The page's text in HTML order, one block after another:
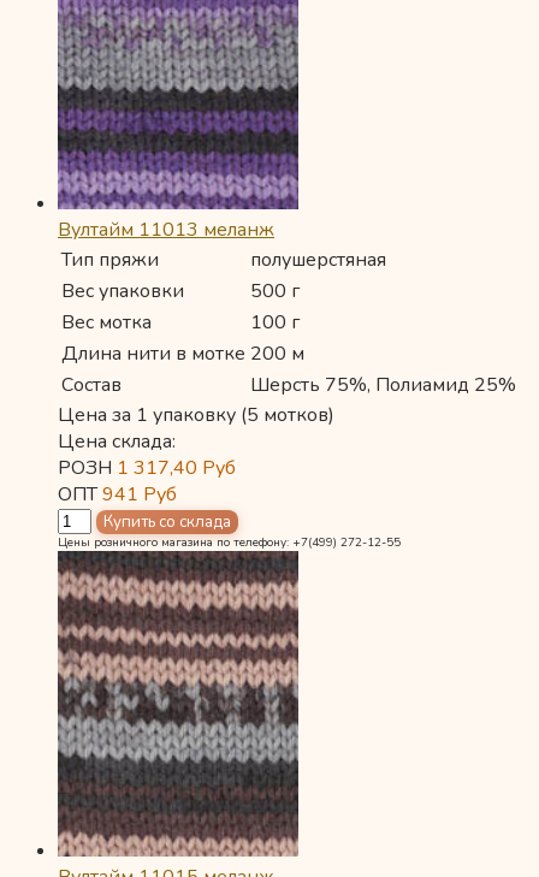
Вултайм 11013 меланж
Тип пряжи
полушерстяная
Вес упаковки
500 г
Вес мотка
100 г
Длина нити в мотке 200 м
Состав
Шерсть 75%, Полиамид 25%
Цена за 1 упаковку (5 мотков)
Цена склада:
РОЗН 1 317,40 Руб
ОПТ941 Руб
Цены розничного магазина по телефону: +7(499) 272-12-55